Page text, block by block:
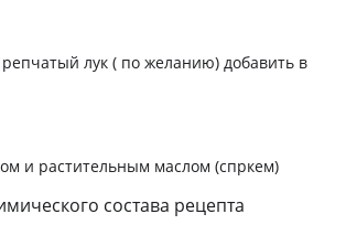
лук ( по желанию) добавить в
и растительным маслом (спркем)
состава рецепта